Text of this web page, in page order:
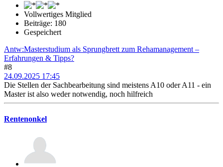
Vollwertiges Mitglied
Beiträge: 180
Gespeichert
Antw:Masterstudium als Sprungbrett zum Rehamanagement –
Erfahrungen & Tipps?
#8
24.09.2025 17:45
Die Stellen der Sachbearbeitung sind meistens A10 oder A11 - ein
Master ist also weder notwendig, noch hilfreich
Rentenonkel